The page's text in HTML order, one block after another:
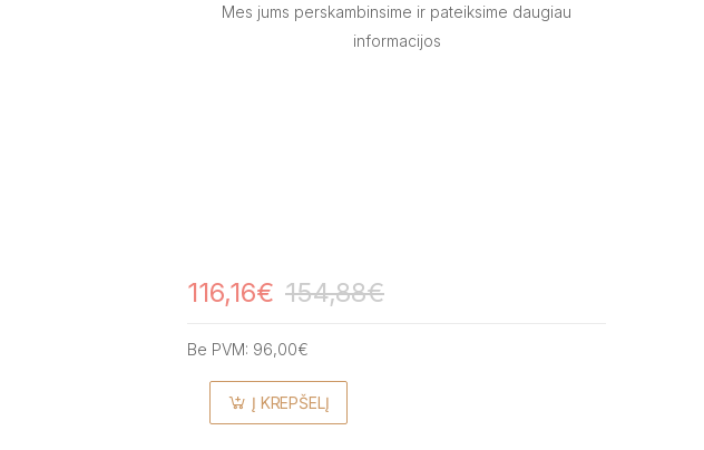
Mes jums perskambinsime ir pateiksime daugiau
informacijos
116,16€ 154,88€
Be PVM: 96,00€
Į KREPŠELĮ